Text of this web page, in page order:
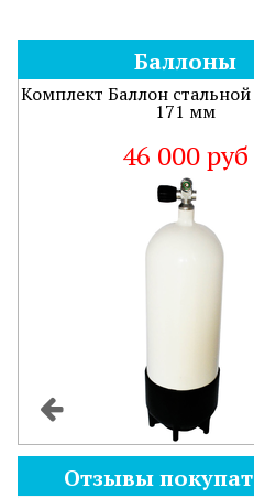
Баллоны
Комплект Баллон
171 мм
46 000 руб
Отзывы